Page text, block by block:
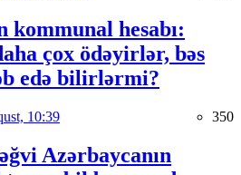
kommunal hesabı:
çox ödəyirlər, bəs
edə bilirlərmi?
10:39 350
Azərbaycanın